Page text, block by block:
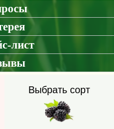
лист
Выбрать сорт